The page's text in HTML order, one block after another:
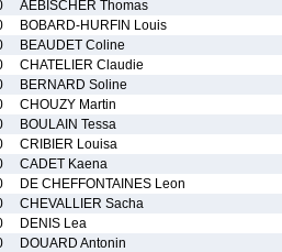
AEBISCHER Thomas
BOBARD-HURFIN Louis
BEAUDET Coline
CHATELIER Claudie
BERNARD Soline
CHOUZY Martin
BOULAIN Tessa
CRIBIER Louisa
CADET Kaena
DE CHEFFONTAINES Leon
CHEVALLIER Sacha
DENIS Lea
DOUARD Antonin